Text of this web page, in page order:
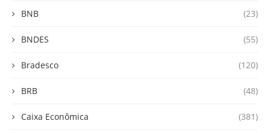
BNB (23)
BNDES (55)
Bradesco (120)
BRB (48)
Caixa Econômica (381)